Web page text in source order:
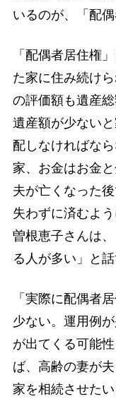
いるのが、「配偶
「配偶者居住権
た家に住み続け
の評価額も遺産
遺産額が少ない
配しなければな
家、お金はお金
夫が亡くなった
失わずに済むよ
曽根恵子さんは
る人が多い」と話
「実際に配偶者
少ない。運用例
が出てくる可能
ば、高齢の妻が
家を相続させた